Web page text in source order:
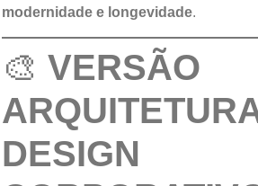
modernidade e longevidade.
🎨 VERSÃO
DESIGN